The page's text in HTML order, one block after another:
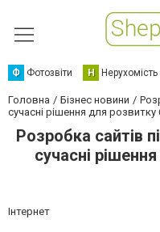
Ф Фотозвіти Н Нерухомість
Головна Бізнес новини
сучасні рішення для розвитку
Розробка сайтів
сучасні
Інтернет